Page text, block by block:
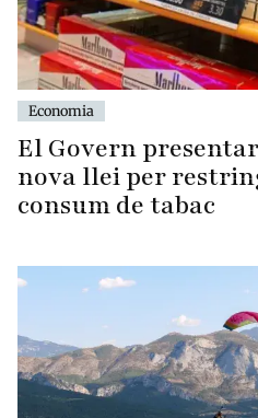
Economia
El Govern
nova llei per
consum de tabac